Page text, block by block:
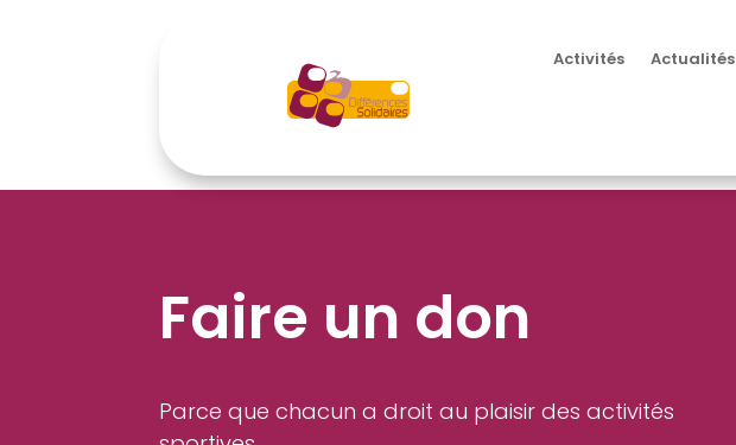
Activités Actualités
Faire un don
Parce que chacun a droit au plaisir des activités